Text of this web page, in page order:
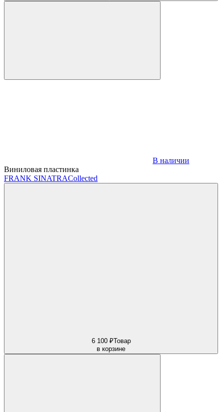
В наличии
Виниловая пластинка
FRANK SINATRACollected
6 100 ₽Товар
в корзине